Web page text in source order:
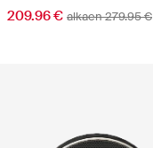
209.96 € alkaen 279.95 €